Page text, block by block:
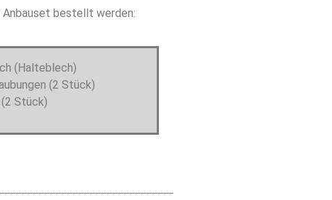
Anbauset bestellt werden:
(Halteblech)
(2 Stück)
Stück)